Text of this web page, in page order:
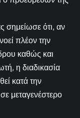
σημείωσε ότι, αν
πλέον την
καθώς και
η διαδικασία
κατά την
μεταγενέστερο